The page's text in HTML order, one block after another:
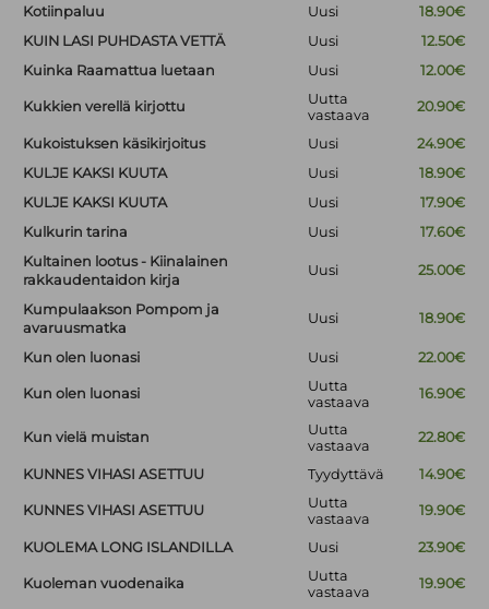
Kotiinpaluu Uusi
18.90€
KUIN LASI PUHDASTA VETTÄ
Uusi
12.50€
Kuinka Raamattua luetaan
Uusi 12.00€
Kukkien verellä kirjottu
Uutta
vastaava
20.90€
Kukoistuksen käsikirjoitus Uusi
24.90€
KULJE KAKSI KUUTA
Uusi
18.90€
KULJE KAKSI KUUTA
Uusi
17.90€
Kulkurin tarina
Uusi
17.60€
Kultainen lootus - Kiinalainen
rakkaudentaidon kirja
Uusi 25.00€
Kumpulaakson Pompom ja
avaruusmatka
Uusi 18.90€
Kun olen luonasi Uusi 22.00€
Kun olen luonasi
Uutta
vastaava
16.90€
Kun vielä muistan
Uutta
vastaava
22.80€
KUNNES VIHASI ASETTUU Tyydyttävä 14.90€
KUNNES VIHASI ASETTUU
Uutta
vastaava
19.90€
KUOLEMA LONG ISLANDILLA Uusi 23.90€
Kuoleman vuodenaika
Uutta
vastaava
19.90€